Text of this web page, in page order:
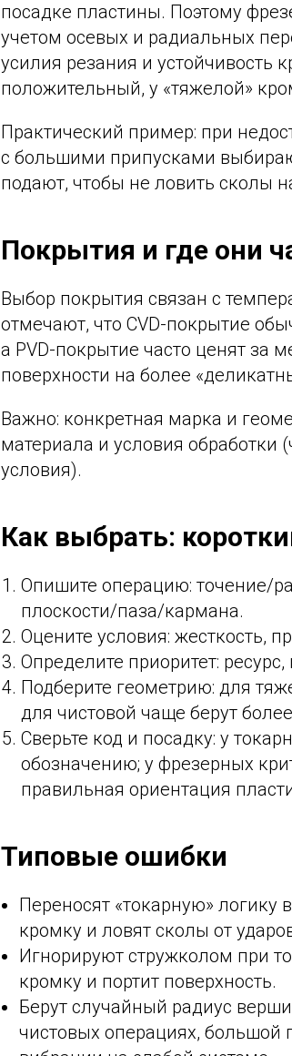
посадке пластины. Поэтому
учетом осевых и радиальных
усилия резания и устойчивость
положительный, у «тяжелой»
Практический пример: при
с большими припусками
подают, чтобы не ловить сколы
Покрытия и где они
Выбор покрытия связан с
отмечают, что CVD-покрытие
а PVD-покрытие часто ценят за
поверхности на более
Важно: конкретная марка и
материала и условия обработки
условия).
Как выбрать:
Опишите операцию: точение/
плоскости/паза/кармана.
Оцените условия: жесткость,
Определите приоритет:
Подберите геометрию: для
для чистовой чаще берут
Сверьте код и посадку: у
обозначению; у фрезерных
правильная ориентация
Типовые ошибки
Переносят «токарную»
кромку и ловят сколы от
Игнорируют стружколом при
кромку и портит поверхность.
Берут случайный радиус
чистовых операциях, большой